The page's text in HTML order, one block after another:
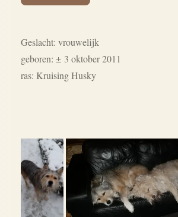
Geslacht: vrouwelijk
geboren: ± 3 oktober 2011
ras: Kruising Husky